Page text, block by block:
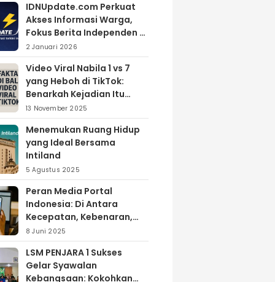
IDNUpdate.com Perkuat
Akses Informasi Warga,
Fokus Berita Independen di
Kabupaten Banyuasin
2 Januari 2026
Video Viral Nabila 1 vs 7
yang Heboh di TikTok:
Benarkah Kejadian Itu
Nyata?
13 November 2025
Menemukan Ruang Hidup
yang Ideal Bersama
Intiland
5 Agustus 2025
Peran Media Portal
Indonesia: Di Antara
Kecepatan, Kebenaran,
dan Tanggung Jawab
8 Juni 2025
LSM PENJARA 1 Sukses
Gelar Syawalan
Kebangsaan: Kokohkan